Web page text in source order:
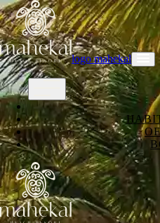
logo mahekal